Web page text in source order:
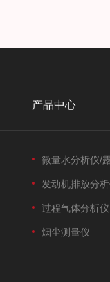
产品中心
微量水分析仪/
发动机排放分
过程气体分析仪
烟尘测量仪